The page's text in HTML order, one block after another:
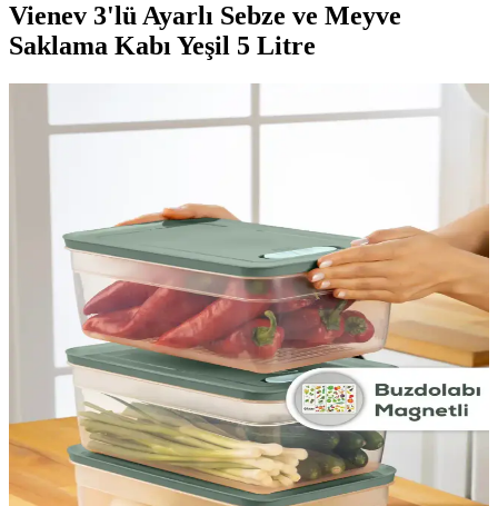
Vienev 3'lü Ayarlı Sebze ve Meyve
Saklama Kabı Yeşil 5 Litre